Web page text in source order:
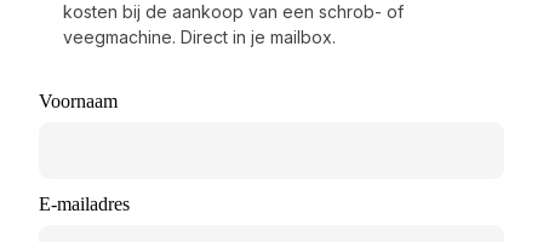
kosten bij de aankoop van een schrob- of
veegmachine. Direct in je mailbox.
Voornaam
E-mailadres